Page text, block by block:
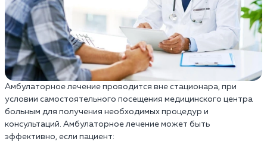
Амбулаторное лечение проводится вне стационара, при
условии самостоятельного посещения медицинского центра
больным для получения необходимых процедур и
консультаций. Амбулаторное лечение может быть
эффективно, если пациент: